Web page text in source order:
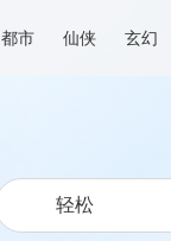
都市 仙侠 玄幻